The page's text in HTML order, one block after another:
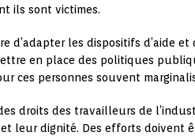
ils sont victimes.
d’adapter les dispositifs d’aide
en place des politiques
ces personnes souvent
droits des travailleurs de
leur dignité. Des efforts doivent